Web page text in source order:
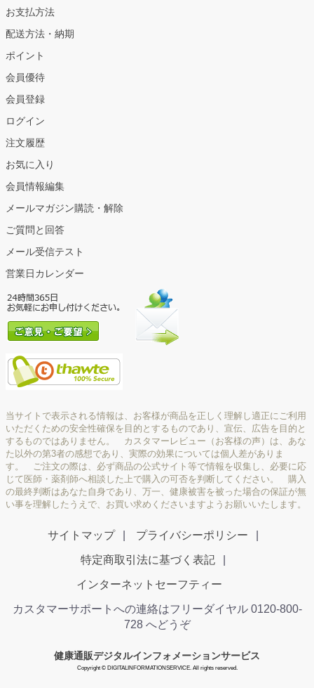
お支払方法
配送方法・納期
ポイント
会員優待
会員登録
ログイン
注文履歴
お気に入り
会員情報編集
メールマガジン購読・解除
ご質問と回答
メール受信テスト
営業日カレンダー
当サイトで表示される情報は、お客様が商品を正しく理解し適正にご利用
いただくための安全性確保を目的とするものであり、宣伝、広告を目的と
するものではありません。 カスタマーレビュー（お客様の声）は、あな
た以外の第3者の感想であり、実際の効果については個人差がありま
す。 ご注文の際は、必ず商品の公式サイト等で情報を収集し、必要に応
じて医師・薬剤師へ相談した上で購入の可否を判断してください。 購入
の最終判断はあなた自身であり、万一、健康被害を被った場合の保証が無
い事を理解したうえで、お買い求めくださいますようお願いいたします。
サイトマップ プライバシーポリシー
特定商取引法に基づく表記
インターネットセーフティー
カスタマーサポートへの連絡はフリーダイヤル 0120-800-
728 へどうぞ
健康通販デジタルインフォメーションサービス
Copyright © DIGITALINFORMATIONSERVICE. All rights reserved.